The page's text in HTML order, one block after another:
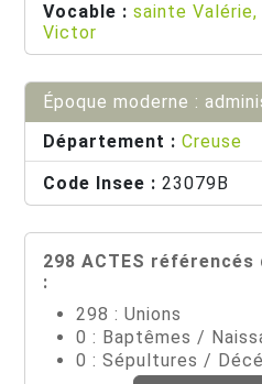
Vocable : sainte
Victor
Époque moderne :
Département : Creuse
Code Insee : 23079B
298 ACTES référencés
:
298 : Unions
0 : Baptêmes /
0 : Sépultures /